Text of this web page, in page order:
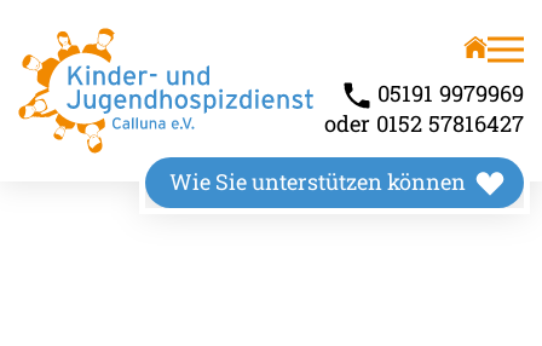
05191 9979969
oder 0152 57816427
Wie Sie unterstützen können
Kinderhospiz
Kindertrauerbegleitung
Familienbegleitung
Wir stellen uns vor
Unsere Räumlichkeiten
Unser Wirkungskreis